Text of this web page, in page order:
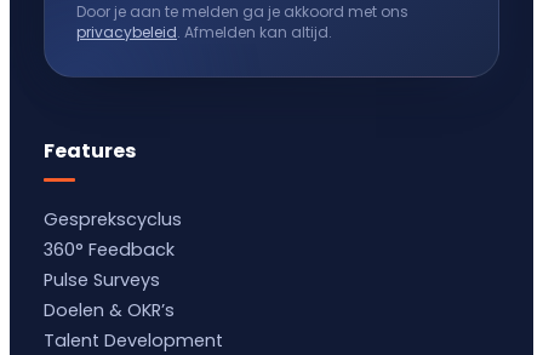
Door je aan te melden ga je akkoord met ons
privacybeleid. Afmelden kan altijd.
Features
Gesprekscyclus
360° Feedback
Pulse Surveys
Doelen & OKR’s
Talent Development